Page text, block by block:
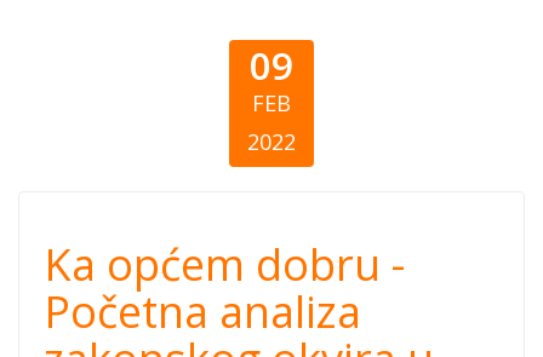
filantropije
09
FEB
2022
Ka općem dobru
- Početna
Ka općem dobru -
Početna analiza